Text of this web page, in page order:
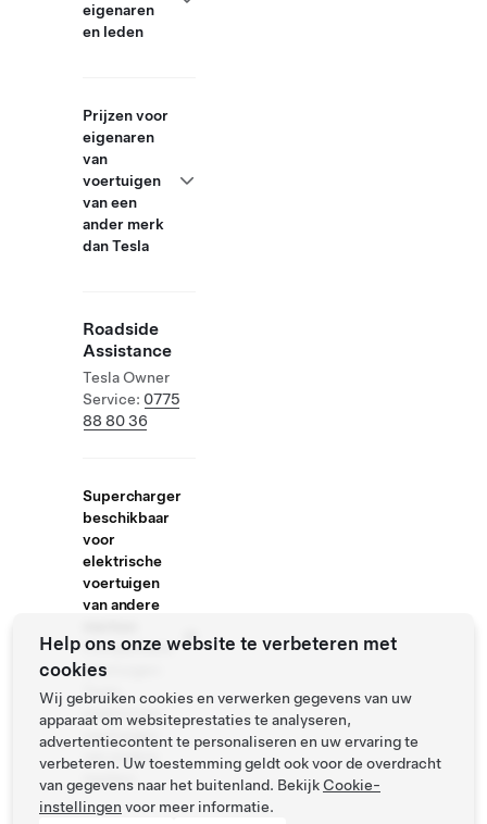
eigenaren
en leden
Prijzen voor
eigenaren
van
voertuigen
van een
ander merk
dan Tesla
Roadside
Assistance
Tesla Owner
Service: 0775
88 80 36
Supercharger
beschikbaar
voor
elektrische
voertuigen
van andere
Compatibele
voertuigen:
Tesla,
elektrische
voertuigen
van andere
Help ons onze website te verbeteren met
cookies
Wij gebruiken cookies en verwerken gegevens van uw
apparaat om websiteprestaties te analyseren,
advertentiecontent te personaliseren en uw ervaring te
verbeteren. Uw toestemming geldt ook voor de overdracht
van gegevens naar het buitenland. Bekijk Cookie-
instellingen voor meer informatie.